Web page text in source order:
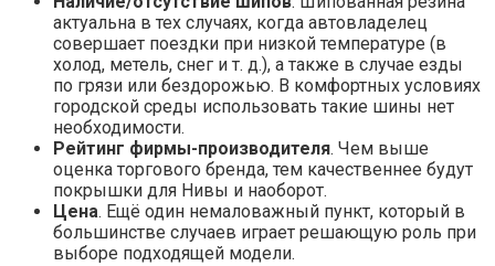
актуальна в тех случаях, когда автовладелец
совершает поездки при низкой температуре (в
холод, метель, снег и т. д.), а также в случае езды
по грязи или бездорожью. В комфортных условиях
городской среды использовать такие шины нет
необходимости.
Рейтинг фирмы-производителя. Чем выше
оценка торгового бренда, тем качественнее будут
покрышки для Нивы и наоборот.
Цена. Ещё один немаловажный пункт, который в
большинстве случаев играет решающую роль при
выборе подходящей модели.